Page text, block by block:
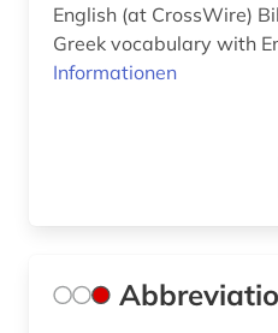
bibelhandschrift (1)
English (at CrossWire) Bible Concordance of
Greek vocabulary with
Informationen